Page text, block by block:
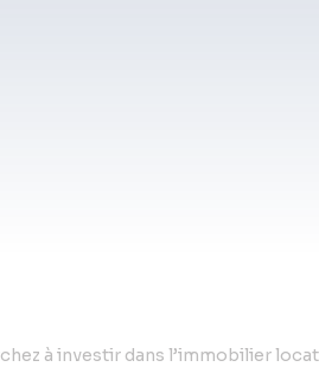
à investir dans l’immobilier